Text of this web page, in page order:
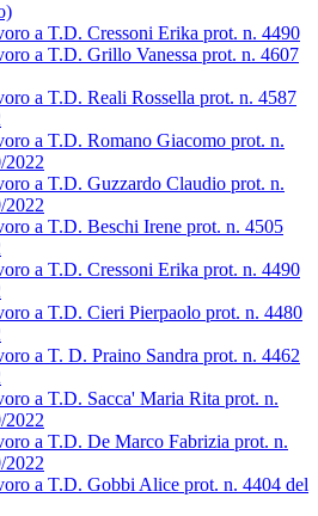
a T.D. Cressoni Erika prot. n. 4490
a T.D. Grillo Vanessa prot. n. 4607
a T.D. Reali Rossella prot. n. 4587
a T.D. Romano Giacomo prot. n.
2022
a T.D. Guzzardo Claudio prot. n.
2022
a T.D. Beschi Irene prot. n. 4505
a T.D. Cressoni Erika prot. n. 4490
a T.D. Cieri Pierpaolo prot. n. 4480
a T. D. Praino Sandra prot. n. 4462
a T.D. Sacca' Maria Rita prot. n.
2022
a T.D. De Marco Fabrizia prot. n.
2022
a T.D. Gobbi Alice prot. n. 4404 del